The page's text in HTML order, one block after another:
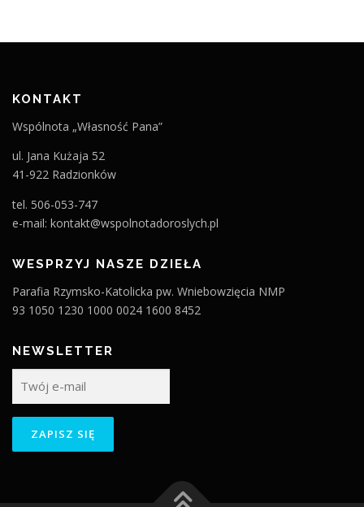
KONTAKT
Wspólnota „Własność Pana”
ul. Jana Kużaja 52
41-922 Radzionków
tel. 506-053-747
e-mail: kontakt@wspolnotadoroslych.pl
WESPRZYJ NASZE DZIEŁA
Parafia Rzymsko-Katolicka pw. Wniebowzięcia NMP
93 1050 1230 1000 0024 1600 8452
NEWSLETTER